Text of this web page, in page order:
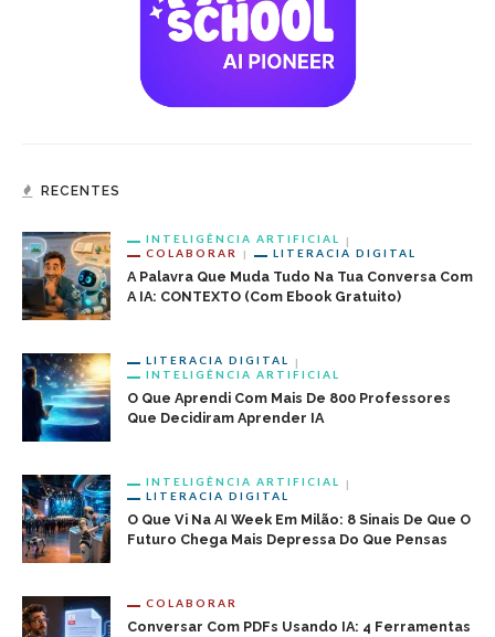
RECENTES
INTELIGÊNCIA ARTIFICIAL
COLABORAR
LITERACIA DIGITAL
A Palavra Que Muda Tudo Na Tua Conversa Com
A IA: CONTEXTO (com Ebook Gratuito)
LITERACIA DIGITAL
INTELIGÊNCIA ARTIFICIAL
O Que Aprendi Com Mais De 800 Professores
Que Decidiram Aprender IA
INTELIGÊNCIA ARTIFICIAL
LITERACIA DIGITAL
O Que Vi Na AI Week Em Milão: 8 Sinais De Que O
Futuro Chega Mais Depressa Do Que Pensas
COLABORAR
Conversar Com PDFs Usando IA: 4 Ferramentas